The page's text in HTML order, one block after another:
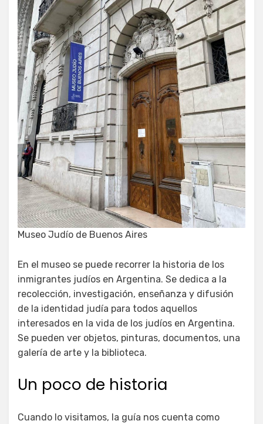
Museo Judío de Buenos Aires
En el museo se puede recorrer la historia de los
inmigrantes judíos en Argentina. Se dedica a la
recolección, investigación, enseñanza y difusión
de la identidad judía para todos aquellos
interesados en la vida de los judíos en Argentina.
Se pueden ver objetos, pinturas, documentos, una
galería de arte y la biblioteca.
Un poco de historia
Cuando lo visitamos, la guía nos cuenta como